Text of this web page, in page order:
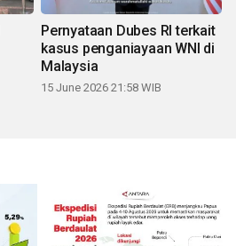
Pernyataan Dubes RI terkait
kasus penganiayaan WNI di
Malaysia
15 June 2026 21:58 WIB